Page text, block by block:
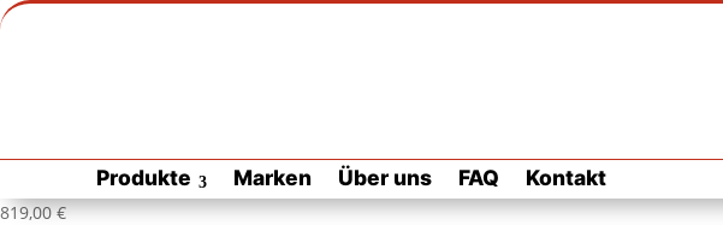
Zur
Habuzin
Startseite
Produkte Marken Über uns FAQ Kontakt
Produktdatenblatt
Produktseite
819,00€